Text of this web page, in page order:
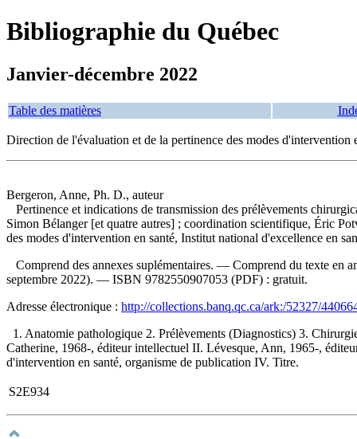
Bibliographie du Québec
Janvier-décembre 2022
Table des matières
Direction de l'évaluation et de la pertinence des modes
Bergeron, Anne, Ph. D., auteur
Pertinence et indications de transmission des prélèvements
Simon Bélanger [et quatre autres] ; coordination scientifique, Éric
des modes d'intervention en santé, Institut national d'excellence en
Comprend des annexes suplémentaires. — Comprend du texte en
septembre 2022). — ISBN 9782550907053 (PDF) : gratuit.
Adresse électronique : http://collections.banq.qc.ca/ark:/52327/
1. Anatomie pathologique 2. Prélèvements (Diagnostics) 3.
Catherine, 1968-, éditeur intellectuel II. Lévesque, Ann, 1965-,
d'intervention en santé, organisme de publication IV. Titre.
S2E934